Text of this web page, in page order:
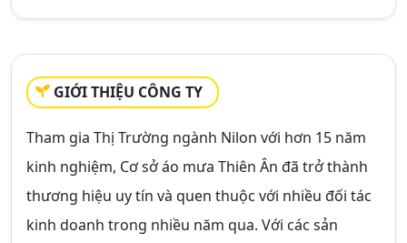
GIỚI THIỆU CÔNG TY
Tham gia Thị Trường ngành Nilon với hơn 15 năm
kinh nghiệm, Cơ sở áo mưa Thiên Ân đã trở thành
thương hiệu uy tín và quen thuộc với nhiều đối tác
kinh doanh trong nhiều năm qua. Với các sản